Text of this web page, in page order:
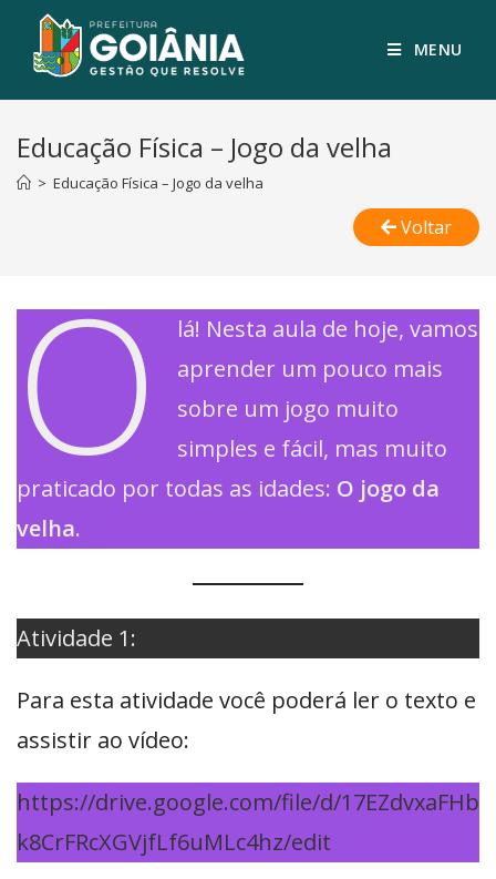
MENU
Educação Física – Jogo da velha
> Educação Física – Jogo da velha
Voltar
O
lá! Nesta aula de hoje, vamos
aprender um pouco mais
sobre um jogo muito
simples e fácil, mas muito
praticado por todas as idades: O jogo da
velha.
Atividade 1:
Para esta atividade você poderá ler o texto e
assistir ao vídeo:
https://drive.google.com/file/d/17EZdvxaFHb
k8CrFRcXGVjfLf6uMLc4hz/edit